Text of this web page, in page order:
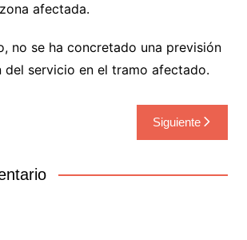
afectada.
no se ha concretado una previsión
del servicio en el tramo afectado.
Siguiente